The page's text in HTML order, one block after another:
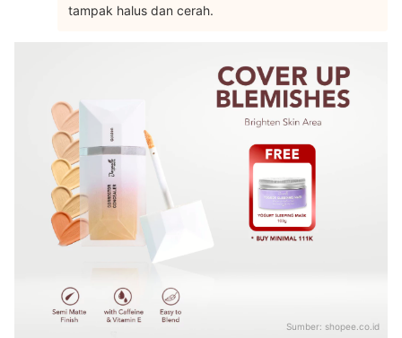
tampak halus dan cerah.
Sumber: shopee.co.id